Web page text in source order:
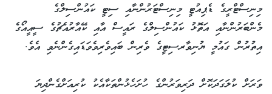
މިނިސްޓްރީގެ ޑެޕިއުޓީ މިނިސްޓަރުންނާއި ސިޓީ ކައުންސިލްގެ
މެންބަރުންނާއި އަތޮޅު ކައުންސިލްގެ ރައީސް އާއި ކޭއާރުއެޗުގެ ސީއީއޯގެ
އިތުރުން ގައުމީ ޔުނިވާރސިޓީގެ ވެރިން ބައިވެރިވެވަޑައިގެންނެވި އެވެ.
ވަރަށް ކުލަގަދަކޮށް ދަރިވަރުންގެ ހުށަހެޅުންތަކާއެކު ކުރިއަށްގެންދިޔަ